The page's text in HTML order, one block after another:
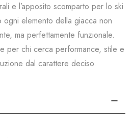
e l’apposito scomparto per lo ski
elemento della giacca non
ma perfettamente funzionale.
per chi cerca performance, stile e
dal carattere deciso.